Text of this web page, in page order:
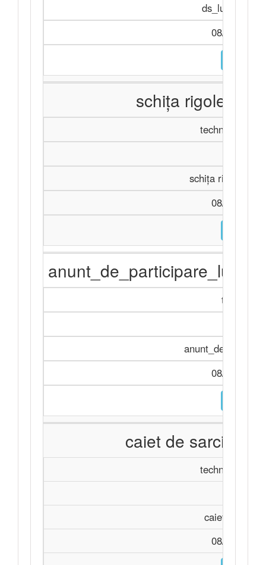
08/07/2026
schița rigolei și
schița rigolei și a
08/07/2026
08/07/2026
caiet de sarcini
caiet de
08/07/2026